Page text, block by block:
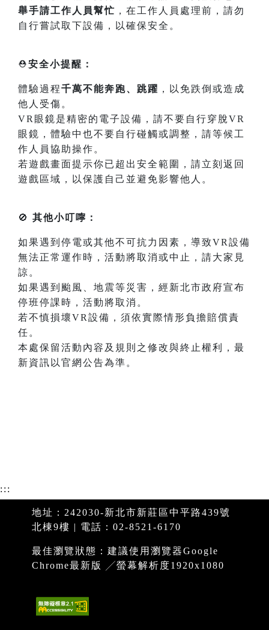
舉手請工作人員幫忙 ，在工作人員處理前，請勿
自行嘗試取下設備，以確保安全。
⛑️安全小提醒：
體驗過程千萬不能奔跑、跳躍 ，以免跌倒或造成
他人受傷。
VR眼鏡是精密的電子設備，請不要自行穿脫VR
眼鏡，體驗中也不要自行碰觸或調整，請等候工
作人員協助操作。
若遊戲畫面提示你已超出安全範圍，請立刻返回
遊戲區域，以保護自己並避免影響他人。
🚫 其他小叮嚀：
如果遇到停電或其他不可抗力因素，導致VR設備
無法正常運作時，活動將取消或中止，請大家見
諒。
如果遇到颱風、地震等災害，經新北市政府宣布
停班停課時，活動將取消。
若不慎損壞VR設備，須依實際情形負擔賠償責
任。
本處保留活動內容及規則之修改與終止權利，最
新資訊以官網公告為準。
:::
地址：242030-新北市新莊區中平路439號
北棟9樓 | 電話：02-8521-6170
最佳瀏覽狀態：建議使用瀏覽器Google
Chrome最新版 ╱螢幕解析度1920x1080